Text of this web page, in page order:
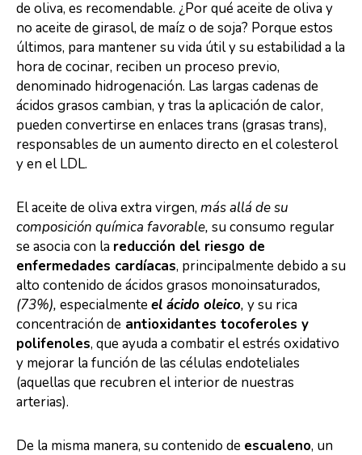
de oliva, es recomendable. ¿Por qué aceite de oliva y
no aceite de girasol, de maíz o de soja? Porque estos
últimos, para mantener su vida útil y su estabilidad a la
hora de cocinar, reciben un proceso previo,
denominado hidrogenación. Las largas cadenas de
ácidos grasos cambian, y tras la aplicación de calor,
pueden convertirse en enlaces trans (grasas trans),
responsables de un aumento directo en el colesterol
y en el LDL.
El aceite de oliva extra virgen, más allá de su
composición química favorable, su consumo regular
se asocia con la reducción del riesgo de
enfermedades cardíacas, principalmente debido a su
alto contenido de ácidos grasos monoinsaturados,
(73%), especialmenteel ácido oleico, y su rica
concentración de antioxidantes tocoferoles y
polifenoles, que ayuda a combatir el estrés oxidativo
y mejorar la función de las células endoteliales
(aquellas que recubren el interior de nuestras
arterias).
De la misma manera, su contenido de escualeno, un